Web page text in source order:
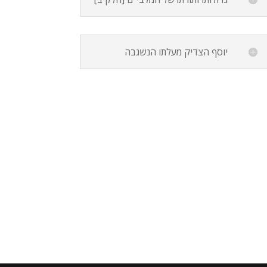
יוסף הצדיק מעלתו הנשגבה